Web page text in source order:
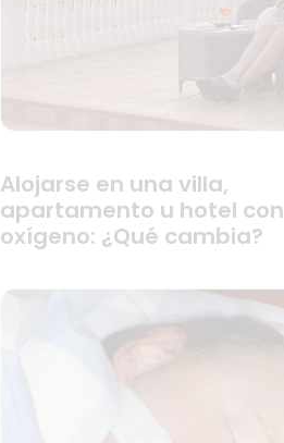
Alojarse en una villa,
apartamento u hotel con
oxígeno: ¿Qué cambia?